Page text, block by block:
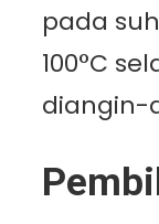
pada
100°C
diangin-